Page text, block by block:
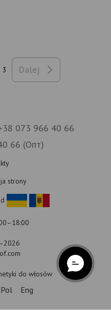
3 Dalej
073 966 40 66
66 (Опт)
strony
do włosów
Pol Eng